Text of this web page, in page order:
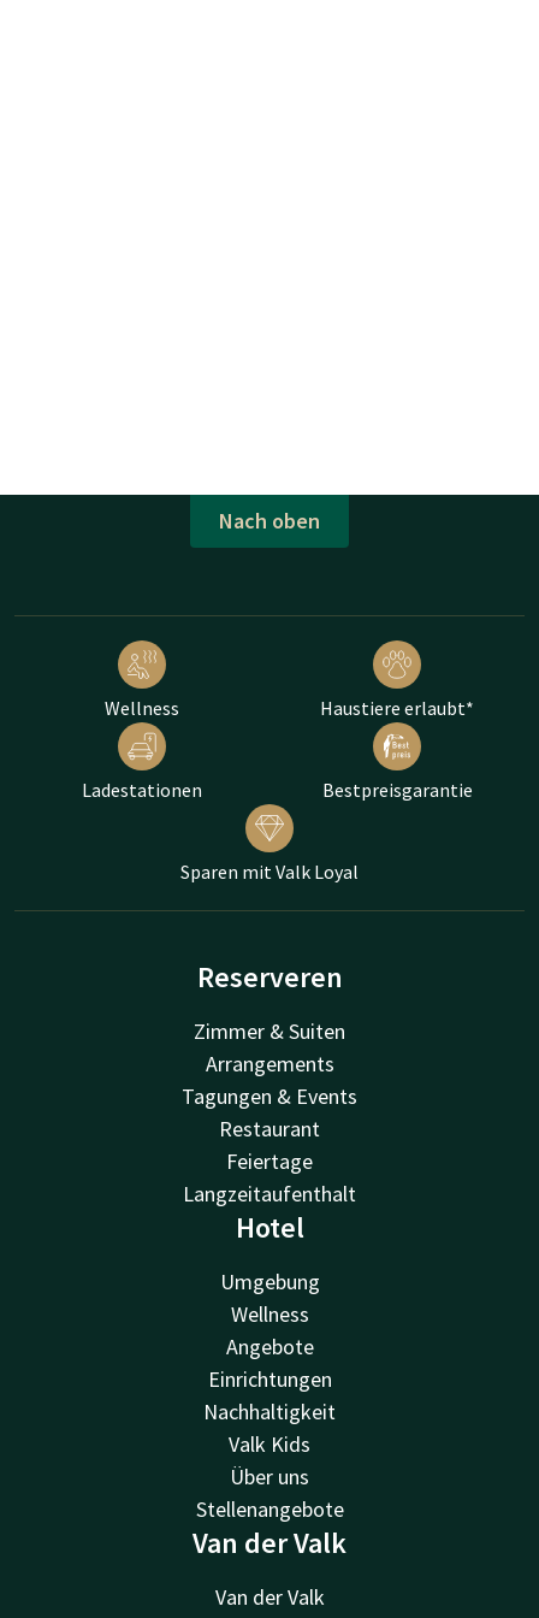
Nach oben
Wellness Haustiere erlaubt*
Ladestationen Bestpreisgarantie
Sparen mit Valk Loyal
Reserveren
Zimmer & Suiten
Arrangements
Tagungen & Events
Restaurant
Feiertage
Langzeitaufenthalt
Hotel
Umgebung
Wellness
Angebote
Einrichtungen
Nachhaltigkeit
Valk Kids
Über uns
Stellenangebote
Van der Valk
Van der Valk